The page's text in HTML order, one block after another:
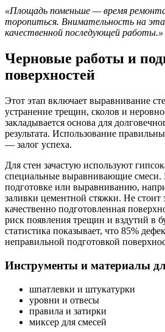
«Площадь поменьше — время
торопиться. Внимательность на
качественной последующей работы.»
Черновые работы и
поверхностей
Этот этап включает выравнивание
устранение трещин, сколов и
закладывается основа для
результата. Использование
— залог успеха.
Для стен зачастую используют
специальные выравнивающие смеси.
подготовке или выравниванию,
заливки цементной стяжки. Не стоит
качественно подготовленная
риск появления трещин и вздутий в
статистика показывает, что 85%
неправильной подготовкой
Инструменты и материалы
шпатлевки и штукатурки
уровни и отвесы
правила и затирки
миксер для смесей